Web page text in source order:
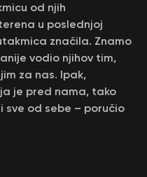
od njih
u poslednjoj
značila. Znamo
vodio njihov tim,
za nas. Ipak,
je pred nama, tako
od sebe – poručio